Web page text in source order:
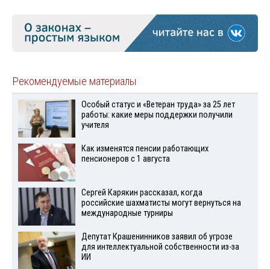
Рекомендуемые материалы
Особый статус и «Ветеран труда» за 25 лет
работы: какие меры поддержки получили
учителя
Как изменятся пенсии работающих
пенсионеров с 1 августа
Сергей Карякин рассказал, когда
российские шахматисты могут вернуться на
международные турниры
Депутат Крашенинников заявил об угрозе
для интеллектуальной собственности из-за
ИИ